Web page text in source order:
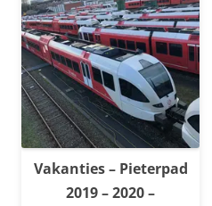
Vakanties – Pieterpad
2019 – 2020 –